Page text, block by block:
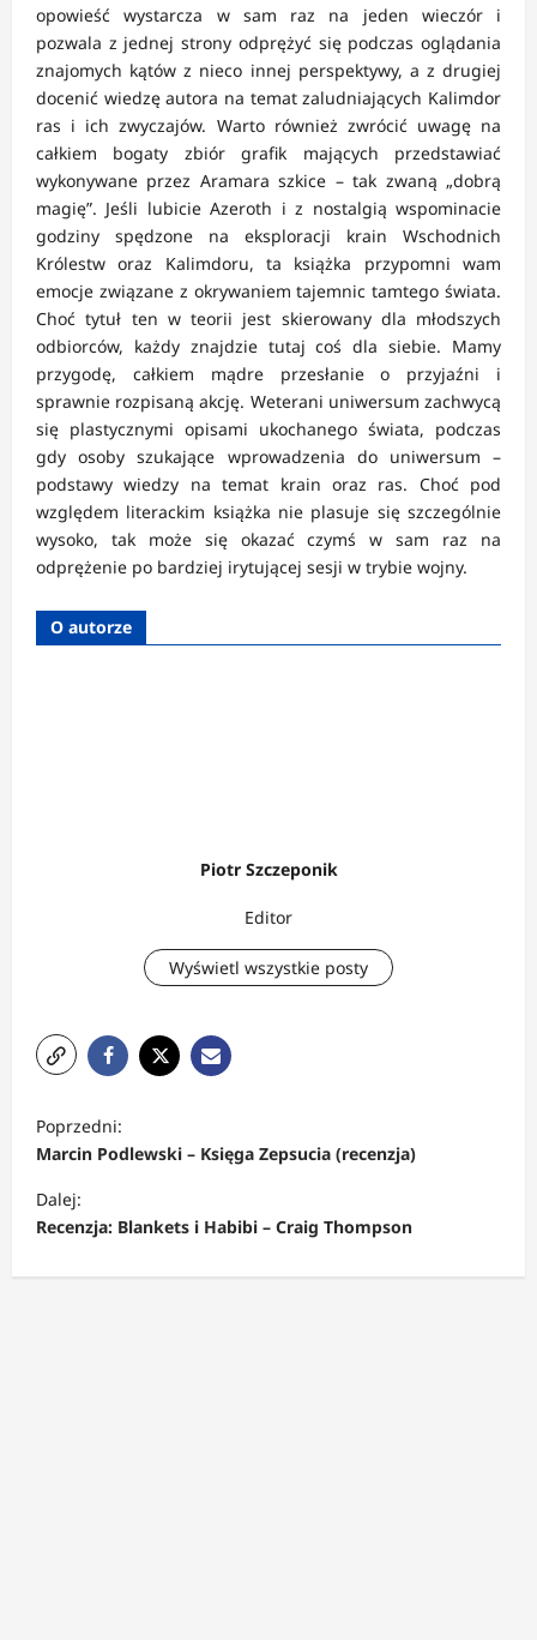
opowieść wystarcza w sam raz na jeden wieczór i
pozwala z jednej strony odprężyć się podczas oglądania
znajomych kątów z nieco innej perspektywy, a z drugiej
docenić wiedzę autora na temat zaludniających Kalimdor
ras i ich zwyczajów. Warto również zwrócić uwagę na
całkiem bogaty zbiór grafik mających przedstawiać
wykonywane przez Aramara szkice – tak zwaną „dobrą
magię”. Jeśli lubicie Azeroth i z nostalgią wspominacie
godziny spędzone na eksploracji krain Wschodnich
Królestw oraz Kalimdoru, ta książka przypomni wam
emocje związane z okrywaniem tajemnic tamtego świata.
Choć tytuł ten w teorii jest skierowany dla młodszych
odbiorców, każdy znajdzie tutaj coś dla siebie. Mamy
przygodę, całkiem mądre przesłanie o przyjaźni i
sprawnie rozpisaną akcję. Weterani uniwersum zachwycą
się plastycznymi opisami ukochanego świata, podczas
gdy osoby szukające wprowadzenia do uniwersum –
podstawy wiedzy na temat krain oraz ras. Choć pod
względem literackim książka nie plasuje się szczególnie
wysoko, tak może się okazać czymś w sam raz na
odprężenie po bardziej irytującej sesji w trybie wojny.
O autorze
Piotr Szczeponik
Editor
Wyświetl wszystkie posty
o
b
a
Poprzedni:
Marcin Podlewski – Księga Zepsucia (recenzja)
Dalej:
Recenzja: Blankets i Habibi – Craig Thompson